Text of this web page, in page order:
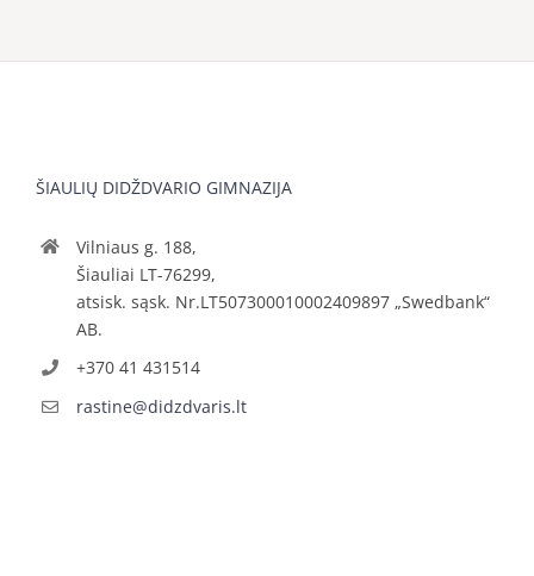
ŠIAULIŲ DIDŽDVARIO GIMNAZIJA
Vilniaus g. 188,
Šiauliai LT-76299,
atsisk. sąsk. Nr.LT507300010002409897 „Swedbank“
AB.
+370 41 431514
rastine@didzdvaris.lt